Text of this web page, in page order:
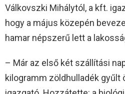
Válkovszki Mihálytól, a kft.
hogy a május közepén
hamar népszerű lett a
– Már az első két szállítási
kilogramm zöldhulladék gyűlt